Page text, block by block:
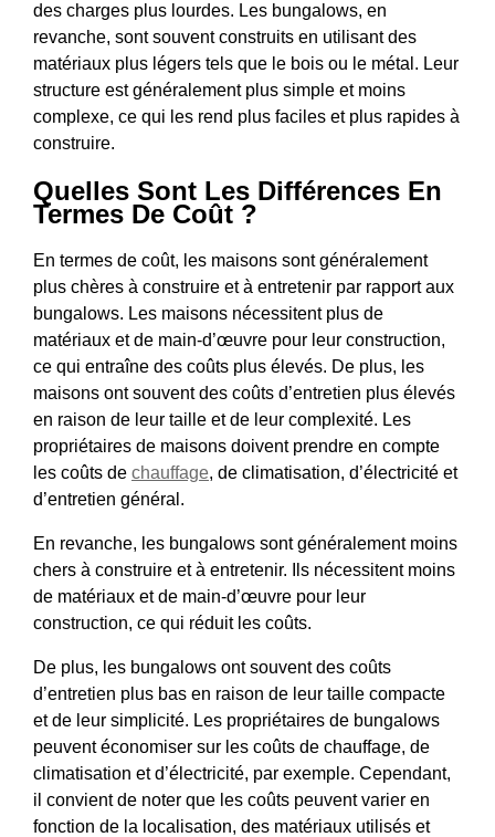
des charges plus lourdes. Les bungalows, en
revanche, sont souvent construits en utilisant des
matériaux plus légers tels que le bois ou le métal. Leur
structure est généralement plus simple et moins
complexe, ce qui les rend plus faciles et plus rapides à
construire.
Quelles Sont Les Différences En
Termes De Coût ?
En termes de coût, les maisons sont généralement
plus chères à construire et à entretenir par rapport aux
bungalows. Les maisons nécessitent plus de
matériaux et de main-d’œuvre pour leur construction,
ce qui entraîne des coûts plus élevés. De plus, les
maisons ont souvent des coûts d’entretien plus élevés
en raison de leur taille et de leur complexité. Les
propriétaires de maisons doivent prendre en compte
les coûts de chauffage, de climatisation, d’électricité et
d’entretien général.
En revanche, les bungalows sont généralement moins
chers à construire et à entretenir. Ils nécessitent moins
de matériaux et de main-d’œuvre pour leur
construction, ce qui réduit les coûts.
De plus, les bungalows ont souvent des coûts
d’entretien plus bas en raison de leur taille compacte
et de leur simplicité. Les propriétaires de bungalows
peuvent économiser sur les coûts de chauffage, de
climatisation et d’électricité, par exemple. Cependant,
il convient de noter que les coûts peuvent varier en
fonction de la localisation, des matériaux utilisés et